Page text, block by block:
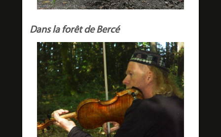
Dans la forêt de Bercé